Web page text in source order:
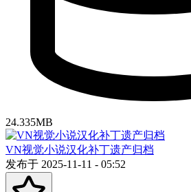
24.335MB
VN视觉小说汉化补丁遗产归档
发布于 2025-11-11 - 05:52